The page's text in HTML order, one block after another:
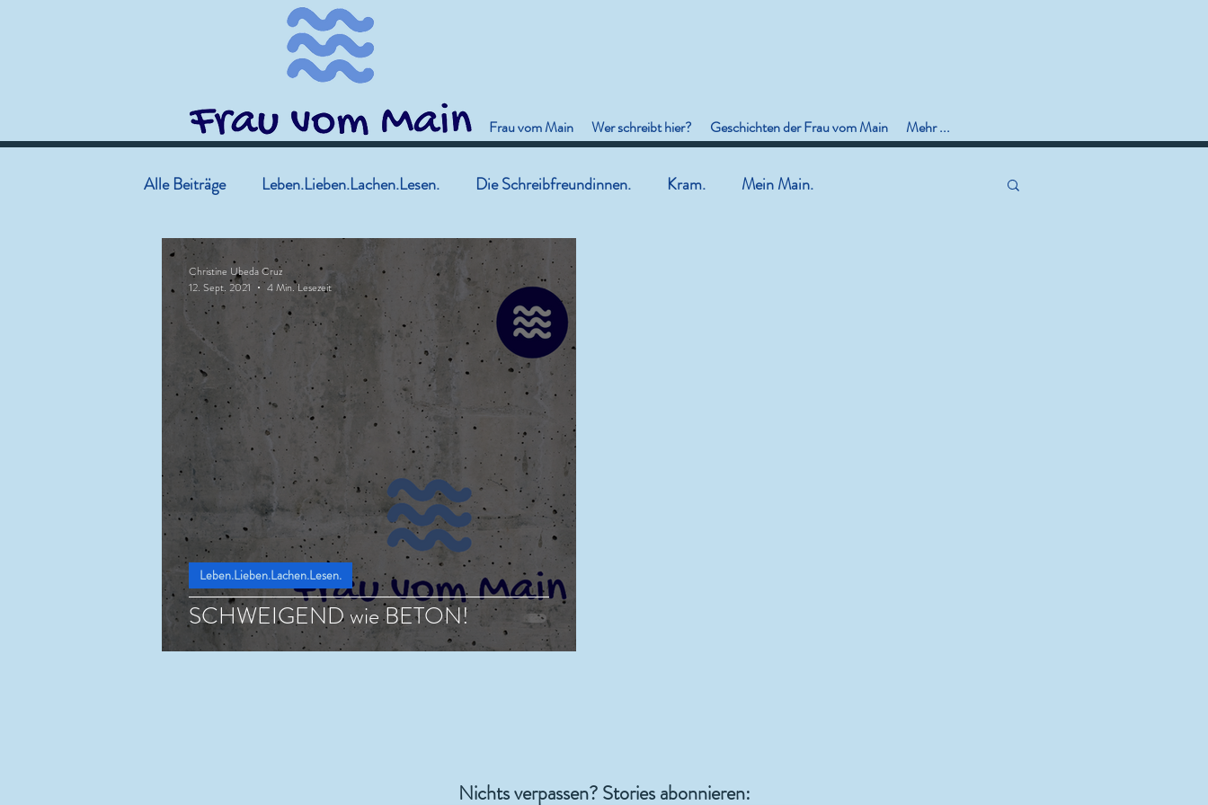
Frau vom Main Wer schreibt hier? Geschichten der Frau vom Main Mehr ...
Alle Beiträge Leben.Lieben.Lachen.Lesen. Die Schreibfreundinnen. Kram. Mein Main.
SCHWEIGEND wie BETON!
Leben.Lieben.Lachen.Lesen.
Christine Ubeda Cruz
12. Sept. 2021
4 Min. Lesezeit
Nichts verpassen? Stories abonnieren: